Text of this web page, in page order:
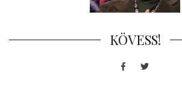
KÖVESS!
FacebookTwitter